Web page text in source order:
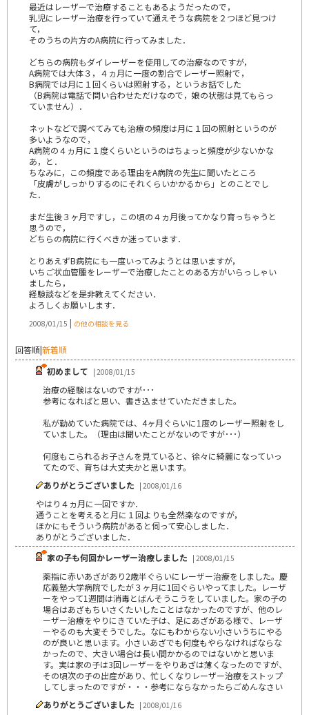
最近はレーザーで治療することもあるようだったので，
乳児にレーザー治療を行っていて通えそうな病院を２つほど見つけ
て，
そのうちの片方のA病院に行ってみました．
どちらの病院もダイレーザーを使用しての治療なのですが，
A病院では大体３，４ヵ月に一度の割合でレーザー照射で，
B病院では月に１回くらいは照射する，というお話でした
（B病院は電話で問い合わせただけなので，娘の状態は見てもらっ
ていません）．
ネットなどで調べてみても治療の頻度は月に１回の照射というのが
多いようなので，
A病院の４ヵ月に１度くらいというのはちょっと頻度が少ないかな
あ，と．
ちなみに，この頻度である理由をA病院の先生に聞いたところ
「皮膚がしっかりするのにそれくらいかかるから」とのことでし
た．
まだ生後３ヶ月ですし，この頃の４ヵ月後ってかなり育っちゃうと
思うので，
どちらの病院に行くべきか迷っています．
とりあえずB病院にも一度いってみようとは思いますが，
いちご状血管腫をレーザーで治療したことのある方がいらっしゃい
ましたら，
経験談などを是非教えてください．
よろしくお願いします．
2008/01/15 | の他の相談を見る
回答順|新着順
初めまして | 2008/01/15
治療の経験はないのですが･･･
参考になればと思い、書き込ませていただきました。
私が勤めていた病院では、4ヶ月ぐらいに1度のレーザー照射をし
ていました。（理由は聞いたことがないのですが･･･）
何度もこられるお子さんを見ていると、徐々に綺麗になっていっ
てたので、育ちは大丈夫かと思います。
ありがとうございました | 2008/01/16
やはり４ヵ月に一回ですか．
通うことを考えると月に１回よりも全然楽なのですが，
ほかにもそういう病院があると伺って安心しました．
ありがとうございました．
家の子も何回かレーザー治療しました | 2008/01/15
薬指に赤いあざがあり2歳半ぐらいにレーザー治療をしました。慶
応義塾大学病院でしたが３ヶ月に1回ぐらいやってました。レーザ
ーをやって1週間は消毒とばんそうこうをしていました。家の子の
場合はあざもちいさくたいしたことはなかったのですが、他のレ
ーザー治療をやりにきていた子は、足にあざがある様で、レーザ
ーやるのも大変そうでした。なにもわからない小さいうちにやる
のが良いと思います。小さいあざでも何度もやらなければならな
かったので、大きい場合は長い間かかるのではないかと思いま
す。実は家の子は3回レーザーをやりあざは薄くなったのですが、
その頃次の子の出産があり、忙しくなりレーザー治療をストップ
してしまったのですが・・・参考にならなかったらごめんなさい
ありがとうございました | 2008/01/16